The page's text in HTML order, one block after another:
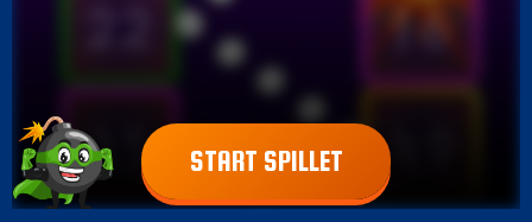
START SPILLET